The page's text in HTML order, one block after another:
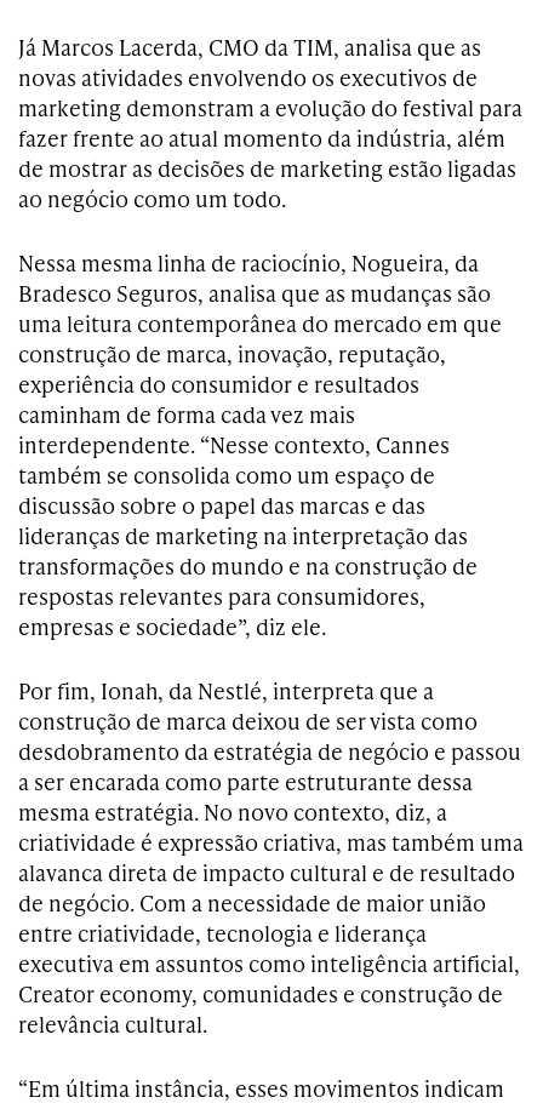
Já Marcos Lacerda, CMO da TIM, analisa que as
novas atividades envolvendo os executivos de
marketing demonstram a evolução do festival para
fazer frente ao atual momento da indústria, além
de mostrar as decisões de marketing estão ligadas
ao negócio como um todo.
Nessa mesma linha de raciocínio, Nogueira, da
Bradesco Seguros, analisa que as mudanças são
uma leitura contemporânea do mercado em que
construção de marca, inovação, reputação,
experiência do consumidor e resultados
caminham de forma cada vez mais
interdependente. “Nesse contexto, Cannes
também se consolida como um espaço de
discussão sobre o papel das marcas e das
lideranças de marketing na interpretação das
transformações do mundo e na construção de
respostas relevantes para consumidores,
empresas e sociedade”, diz ele.
Por fim, Ionah, da Nestlé, interpreta que a
construção de marca deixou de ser vista como
desdobramento da estratégia de negócio e passou
a ser encarada como parte estruturante dessa
mesma estratégia. No novo contexto, diz, a
criatividade é expressão criativa, mas também uma
alavanca direta de impacto cultural e de resultado
de negócio. Com a necessidade de maior união
entre criatividade, tecnologia e liderança
executiva em assuntos como inteligência artificial,
Creator economy, comunidades e construção de
relevância cultural.
“Em última instância, esses movimentos indicam